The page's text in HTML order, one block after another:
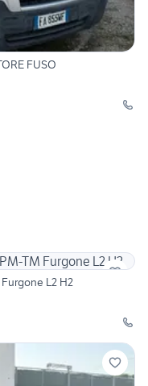
FUSO
L2 H2